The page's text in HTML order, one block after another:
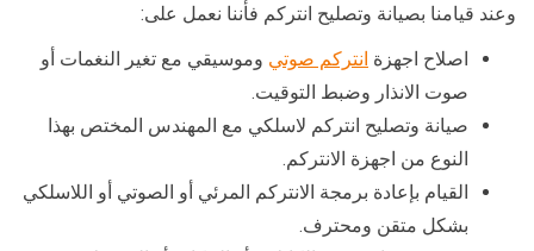
وعند قيامنا بصيانة وتصليح انتركم فأننا نعمل على:
اصلاح اجهزة انتركم صوتي وموسيقي مع تغير النغمات أو
صوت الانذار وضبط التوقيت.
صيانة وتصليح انتركم لاسلكي مع المهندس المختص بهذا
النوع من اجهزة الانتركم.
القيام بإعادة برمجة الانتركم المرئي أو الصوتي أو اللاسلكي
بشكل متقن ومحترف.